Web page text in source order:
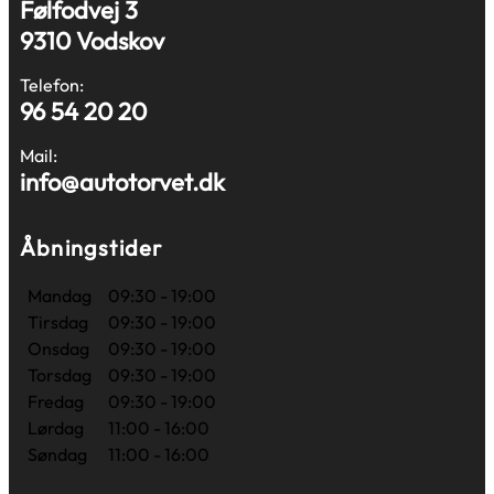
Følfodvej 3
9310 Vodskov
Telefon:
96 54 20 20
Mail:
info@autotorvet.dk
Åbningstider
Mandag
09:30 - 19:00
Tirsdag
09:30 - 19:00
Onsdag
09:30 - 19:00
Torsdag
09:30 - 19:00
Fredag
09:30 - 19:00
Lørdag
11:00 - 16:00
Søndag
11:00 - 16:00